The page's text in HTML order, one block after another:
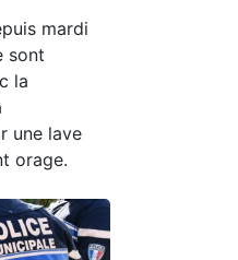
mardi
sont
la
une lave
orage.